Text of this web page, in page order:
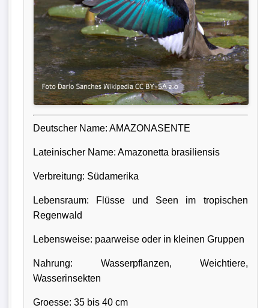
Deutscher Name: AMAZONASENTE
Lateinischer Name: Amazonetta brasiliensis
Verbreitung: Südamerika
Lebensraum: Flüsse und Seen im tropischen
Regenwald
Lebensweise: paarweise oder in kleinen Gruppen
Nahrung: Wasserpflanzen, Weichtiere,
Wasserinsekten
Groesse: 35 bis 40 cm